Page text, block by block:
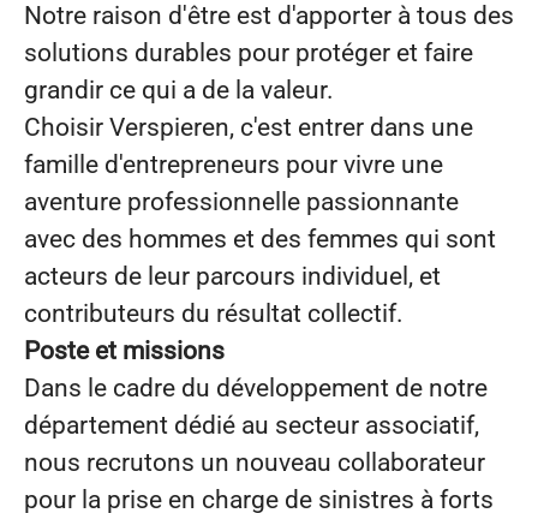
Notre raison d'être est d'apporter à tous des
solutions durables pour protéger et faire
grandir ce qui a de la valeur.
Choisir Verspieren, c'est entrer dans une
famille d'entrepreneurs pour vivre une
aventure professionnelle passionnante
avec des hommes et des femmes qui sont
acteurs de leur parcours individuel, et
contributeurs du résultat collectif.
Poste et missions
Dans le cadre du développement de notre
département dédié au secteur associatif,
nous recrutons un nouveau collaborateur
pour la prise en charge de sinistres à forts